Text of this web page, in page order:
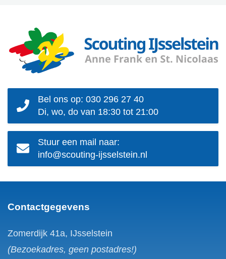
Bel ons op: 030 296 27 40
Di, wo, do van 18:30 tot 21:00
Stuur een mail naar:
info@scouting-ijsselstein.nl
Contactgegevens
Zomerdijk 41a, IJsselstein
(Bezoekadres, geen postadres!)